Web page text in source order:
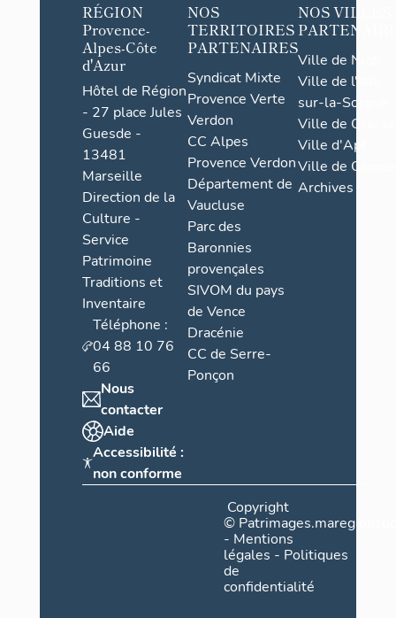
RÉGION
Provence-
Alpes-Côte
d'Azur
Hôtel de Région
- 27 place Jules
Guesde -
13481
Marseille
Direction de la
Culture -
Service
Patrimoine
Traditions et
Inventaire
Téléphone :
04 88 10 76
66
Nous
contacter
Aide
Accessibilité :
non conforme
NOS
TERRITOIRES
PARTENAIRES
Syndicat Mixte
Provence Verte
Verdon
CC Alpes
Provence Verdon
Département de
Vaucluse
Parc des
Baronnies
provençales
SIVOM du pays
de Vence
Dracénie
CC de Serre-
Ponçon
NOS VILLES
Ville de Nice
Ville de l'Isle-
sur-la-Sorgue
Ville de Grasse
Ville d'Apt
Ville de
Archives
Copyright
©
- Mentions
légales - Politiques
de
confidentialité